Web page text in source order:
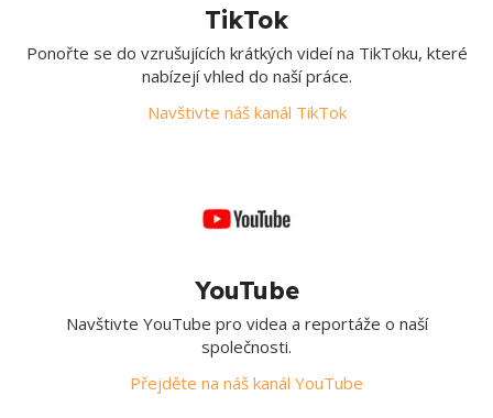
TikTok
Ponořte se do vzrušujících krátkých videí na TikToku, které
nabízejí vhled do naší práce.
Navštivte náš kanál TikTok
YouTube
Navštivte YouTube pro videa a reportáže o naší
společnosti.
Přejděte na náš kanál YouTube